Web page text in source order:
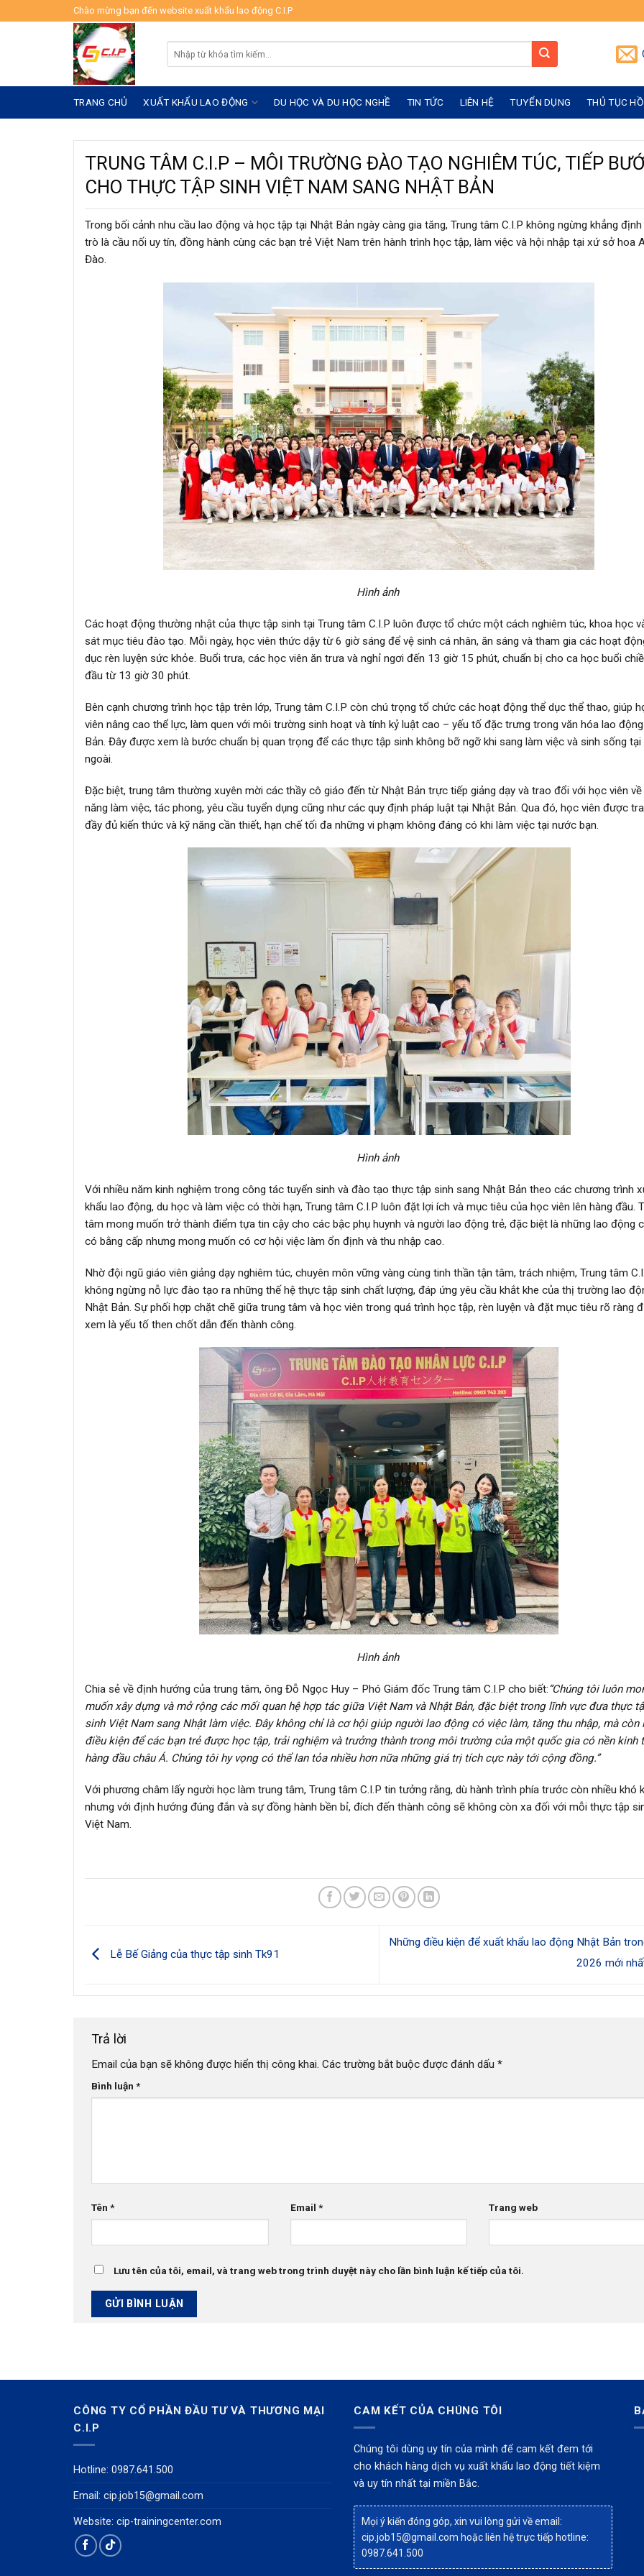
to
Chào mừng bạn đến website xuất khẩu lao động C.I.P
kiếm:
TRANG CHỦ XUẤT KHẨU LAO ĐỘNG DU HỌC VÀ DU HỌC NGHỀ TIN TỨC LIÊN HỆ TUYỂN DỤNG THỦ TỤC
TRUNG TÂM C.I.P – MÔI TRƯỜNG ĐÀO TẠO NGHIÊM TÚC, TIẾP
CHO THỰC TẬP SINH VIỆT NAM SANG NHẬT BẢN
Trong bối cảnh nhu cầu lao động và học tập tại Nhật Bản ngày càng gia tăng, Trung tâm C.I.P không ngừng khẳng định
trò là cầu nối uy tín, đồng hành cùng các bạn trẻ Việt Nam trên hành trình học tập, làm việc và hội nhập tại xứ sở hoa
Đào.
Hình ảnh
Các hoạt động thường nhật của thực tập sinh tại Trung tâm C.I.P luôn được tổ chức một cách nghiêm túc, khoa học
sát mục tiêu đào tạo. Mỗi ngày, học viên thức dậy từ 6 giờ sáng để vệ sinh cá nhân, ăn sáng và tham gia các hoạt
dục rèn luyện sức khỏe. Buổi trưa, các học viên ăn trưa và nghỉ ngơi đến 13 giờ 15 phút, chuẩn bị cho ca học buổi
đầu từ 13 giờ 30 phút.
Bên cạnh chương trình học tập trên lớp, Trung tâm C.I.P còn chú trọng tổ chức các hoạt động thể dục thể thao, giúp
viên nâng cao thể lực, làm quen với môi trường sinh hoạt và tính kỷ luật cao – yếu tố đặc trưng trong văn hóa lao
Bản. Đây được xem là bước chuẩn bị quan trọng để các thực tập sinh không bỡ ngỡ khi sang làm việc và sinh sống
ngoài.
Đặc biệt, trung tâm thường xuyên mời các thầy cô giáo đến từ Nhật Bản trực tiếp giảng dạy và trao đổi với học viên về
năng làm việc, tác phong, yêu cầu tuyển dụng cũng như các quy định pháp luật tại Nhật Bản. Qua đó, học viên được
đầy đủ kiến thức và kỹ năng cần thiết, hạn chế tối đa những vi phạm không đáng có khi làm việc tại nước bạn.
Hình ảnh
Với nhiều năm kinh nghiệm trong công tác tuyển sinh và đào tạo thực tập sinh sang Nhật Bản theo các chương trình
khẩu lao động, du học và làm việc có thời hạn, Trung tâm C.I.P luôn đặt lợi ích và mục tiêu của học viên lên hàng đầu.
tâm mong muốn trở thành điểm tựa tin cậy cho các bậc phụ huynh và người lao động trẻ, đặc biệt là những lao động
có bằng cấp nhưng mong muốn có cơ hội việc làm ổn định và thu nhập cao.
Nhờ đội ngũ giáo viên giảng dạy nghiêm túc, chuyên môn vững vàng cùng tinh thần tận tâm, trách nhiệm, Trung tâm
không ngừng nỗ lực đào tạo ra những thế hệ thực tập sinh chất lượng, đáp ứng yêu cầu khắt khe của thị trường lao
Nhật Bản. Sự phối hợp chặt chẽ giữa trung tâm và học viên trong quá trình học tập, rèn luyện và đặt mục tiêu rõ ràng
xem là yếu tố then chốt dẫn đến thành công.
Hình ảnh
Chia sẻ về định hướng của trung tâm, ông Đỗ Ngọc Huy – Phó Giám đốc Trung tâm C.I.P cho biết: “Chúng tôi luôn
muốn xây dựng và mở rộng các mối quan hệ hợp tác giữa Việt Nam và Nhật Bản, đặc biệt trong lĩnh vực đưa thực
sinh Việt Nam sang Nhật làm việc. Đây không chỉ là cơ hội giúp người lao động có việc làm, tăng thu nhập, mà còn
điều kiện để các bạn trẻ được học tập, trải nghiệm và trưởng thành trong môi trường của một quốc gia có nền kinh
hàng đầu châu Á. Chúng tôi hy vọng có thể lan tỏa nhiều hơn nữa những giá trị tích cực này tới cộng đồng.”
Với phương châm lấy người học làm trung tâm, Trung tâm C.I.P tin tưởng rằng, dù hành trình phía trước còn nhiều khó
nhưng với định hướng đúng đắn và sự đồng hành bền bỉ, đích đến thành công sẽ không còn xa đối với mỗi thực tập
Việt Nam.
Lễ Bế Giảng của thực tập sinh Tk91
Những điều kiện để xuất khẩu lao động Nhật Bản
2026 mới
Trả lời
Email của bạn sẽ không được hiển thị công khai. Các trường bắt buộc được đánh dấu *
Bình luận *
Tên * Email * Trang web
Lưu tên của tôi, email, và trang web trong trình duyệt này cho lần bình luận kế tiếp của tôi.
CÔNG TY CỔ PHẦN ĐẦU TƯ VÀ THƯƠNG MẠI
C.I.P
Hotline: 0987.641.500
Email: cip.job15@gmail.com
Website: cip-trainingcenter.com
CAM KẾT CỦA CHÚNG TÔI
Chúng tôi dùng uy tín của mình để cam kết đem tới
cho khách hàng dịch vụ xuất khẩu lao động tiết kiệm
và uy tín nhất tại miền Bắc.
Mọi ý kiến đóng góp, xin vui lòng gửi về email:
cip.job15@gmail.com hoặc liên hệ trực tiếp hotline:
0987.641.500